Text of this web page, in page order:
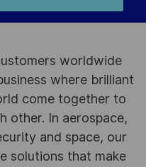
worldwide
where brilliant
come together to
other. In aerospace,
and space, our
solutions that make